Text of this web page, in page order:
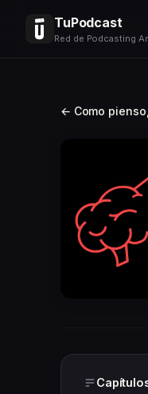
TuPodcast
Red de Podcasting
← Como